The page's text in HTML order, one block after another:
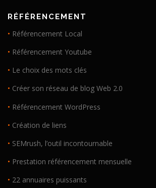
RÉFÉRENCEMENT
• Référencement Local
• Référencement Youtube
• Le choix des mots clés
• Créer son réseau de blog Web 2.0
• Référencement WordPress
• Création de liens
• SEMrush, l’outil incontournable
• Prestation référencement mensuelle
• 22 annuaires puissants